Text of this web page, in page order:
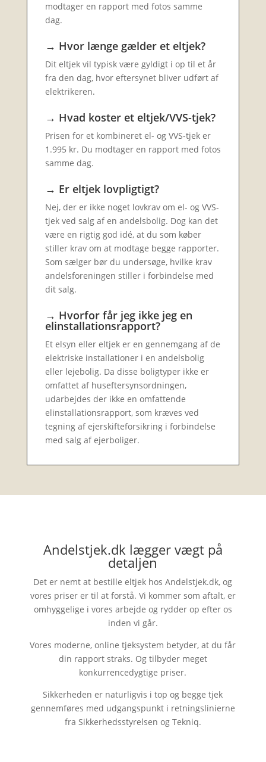
modtager en rapport med fotos samme
dag.
→ Hvor længe gælder et eltjek?
Dit eltjek vil typisk være gyldigt i op til et år
fra den dag, hvor eftersynet bliver udført af
elektrikeren.
→ Hvad koster et eltjek/VVS-tjek?
Prisen for et kombineret el- og VVS-tjek er
1.995 kr. Du modtager en rapport med fotos
samme dag.
→ Er eltjek lovpligtigt?
Nej, der er ikke noget lovkrav om el- og VVS-
tjek ved salg af en andelsbolig. Dog kan det
være en rigtig god idé, at du som køber
stiller krav om at modtage begge rapporter.
Som sælger bør du undersøge, hvilke krav
andelsforeningen stiller i forbindelse med
dit salg.
→ Hvorfor får jeg ikke jeg en
elinstallationsrapport?
Et elsyn eller eltjek er en gennemgang af de
elektriske installationer i en andelsbolig
eller lejebolig. Da disse boligtyper ikke er
omfattet af huseftersynsordningen,
udarbejdes der ikke en omfattende
elinstallationsrapport, som kræves ved
tegning af ejerskifteforsikring i forbindelse
med salg af ejerboliger.
Andelstjek.dk lægger vægt på
detaljen
Det er nemt at bestille eltjek hos Andelstjek.dk, og
vores priser er til at forstå. Vi kommer som aftalt, er
omhyggelige i vores arbejde og rydder op efter os
inden vi går.
Vores moderne, online tjeksystem betyder, at du får
din rapport straks. Og tilbyder meget
konkurrencedygtige priser.
Sikkerheden er naturligvis i top og begge tjek
gennemføres med udgangspunkt i retningslinierne
fra Sikkerhedsstyrelsen og Tekniq.